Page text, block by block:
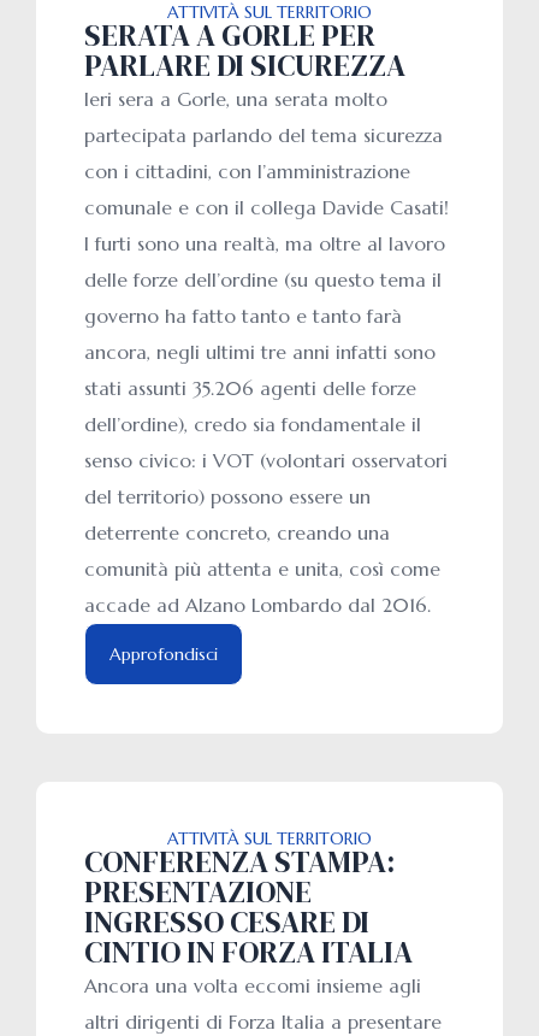
ATTIVITÀ SUL TERRITORIO
SERATA A GORLE PER
PARLARE DI SICUREZZA
Ieri sera a Gorle, una serata molto
partecipata parlando del tema sicurezza
con i cittadini, con l’amministrazione
comunale e con il collega Davide Casati!
I furti sono una realtà, ma oltre al lavoro
delle forze dell’ordine (su questo tema il
governo ha fatto tanto e tanto farà
ancora, negli ultimi tre anni infatti sono
stati assunti 35.206 agenti delle forze
dell’ordine), credo sia fondamentale il
senso civico: i VOT (volontari osservatori
del territorio) possono essere un
deterrente concreto, creando una
comunità più attenta e unita, così come
accade ad Alzano Lombardo dal 2016.
Approfondisci
ATTIVITÀ SUL TERRITORIO
CONFERENZA STAMPA:
PRESENTAZIONE
INGRESSO CESARE DI
CINTIO IN FORZA ITALIA
Ancora una volta eccomi insieme agli
altri dirigenti di Forza Italia a presentare